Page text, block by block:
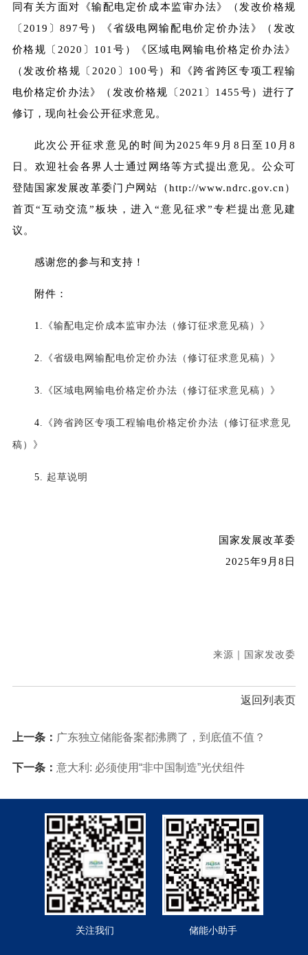
同有关方面对《输配电定价成本监审办法》（发改价格规
〔2019〕897号）《省级电网输配电价定价办法》（发改
价格规〔2020〕101号）《区域电网输电价格定价办法》
（发改价格规〔2020〕100号）和《跨省跨区专项工程输
电价格定价办法》（发改价格规〔2021〕1455号）进行了
修订，现向社会公开征求意见。
此次公开征求意见的时间为2025年9月8日至10月8
日。欢迎社会各界人士通过网络等方式提出意见。公众可
登陆国家发展改革委门户网站（http://www.ndrc.gov.cn ）
首页“互动交流”板块，进入“意见征求”专栏提出意见建
议。
感谢您的参与和支持！
附件：
1. 《输配电定价成本监审办法（修订征求意见稿）》
2. 《省级电网输配电价定价办法（修订征求意见稿）》
3. 《区域电网输电价格定价办法（修订征求意见稿）》
4. 《跨省跨区专项工程输电价格定价办法（修订征求意见
稿）》
5. 起草说明
国家发展改革委
2025年9月8日
来源｜国家发改委
返回列表页
上一条： 广东独立储能备案都沸腾了，到底值不值？
下一条： 意大利: 必须使用“非中国制造”光伏组件
关注我们 储能小助手